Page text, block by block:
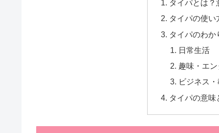
タイパとは？
タイパの使
タイパのわ
日常生
趣味・エ
ビジネス
タイパの意